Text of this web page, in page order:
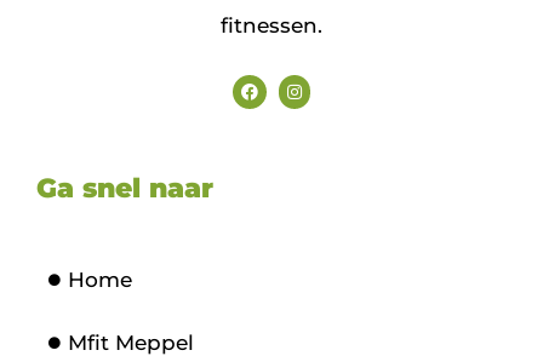
fitnessen.
Ga snel naar
Home
Mfit Meppel